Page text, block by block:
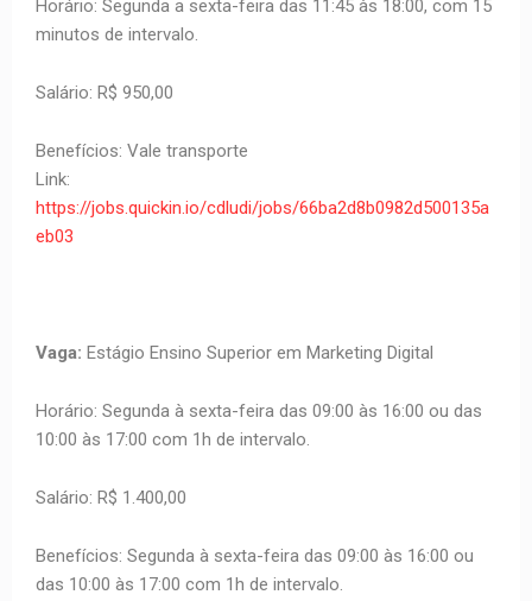
Horário: Segunda a sexta-feira das 11:45 às 18:00, com 15
minutos de intervalo.
Salário: R$ 950,00
Benefícios: Vale transporte
Link:
https://jobs.quickin.io/cdludi/jobs/66ba2d8b0982d500135a
eb03
Vaga: Estágio Ensino Superior em Marketing Digital
Horário: Segunda à sexta-feira das 09:00 às 16:00 ou das
10:00 às 17:00 com 1h de intervalo.
Salário: R$ 1.400,00
Benefícios: Segunda à sexta-feira das 09:00 às 16:00 ou
das 10:00 às 17:00 com 1h de intervalo.